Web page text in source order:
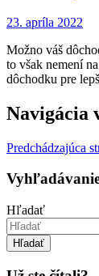
23. apríla 2022
Možno váš
to však nemení
dôchodku pre
Navigácia
Predchádzajúca
Hľadať
Hľadať